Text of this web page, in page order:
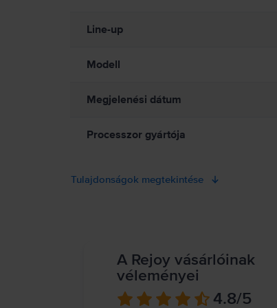
töltés közben. A MacBook mágneseket és
eszköz gyártójától. Részletes információ:
Line-up
Modell
Megjelenési dátum
Processzor gyártója
Tulajdonságok megtekintése
A Rejoy vásárlóinak
véleményei
4.8/5